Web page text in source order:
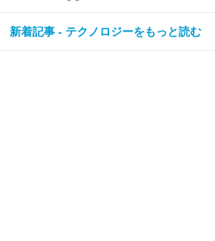
新着記事 - テクノロジーをもっと読む